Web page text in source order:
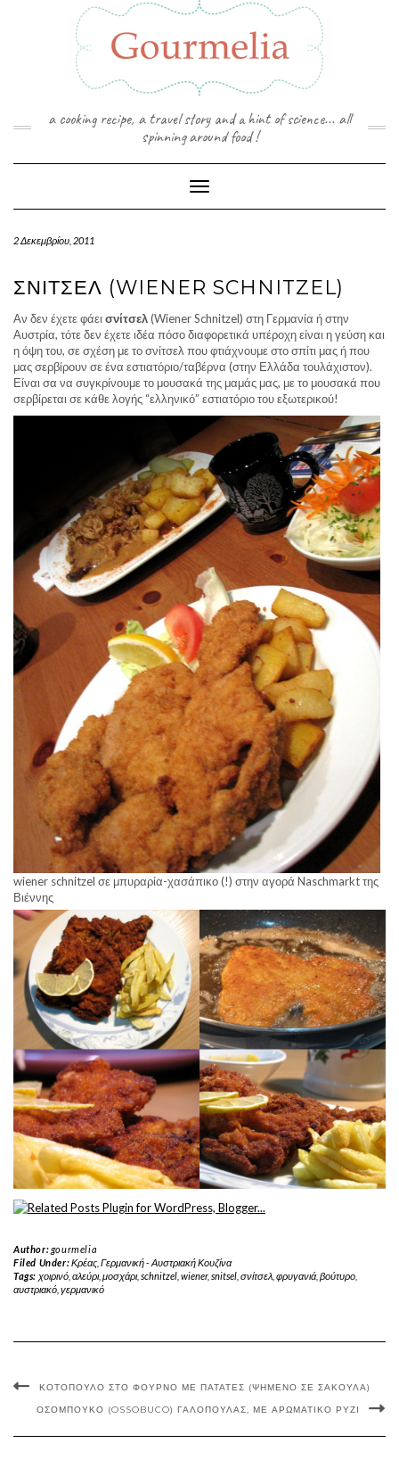
a cooking recipe, a travel story and a hint of science... all
spinning around food !
Toggle Navigation
2 Δεκεμβρίου, 2011
ΣΝΊΤΣΕΛ (WIENER SCHNITZEL)
Αν δεν έχετε φάει σνίτσελ(Wiener Schnitzel) στη Γερμανία ή στην
Αυστρία, τότε δεν έχετε ιδέα πόσο διαφορετικά υπέροχη είναι η γεύση και
η όψη του, σε σχέση με το σνίτσελ που φτιάχνουμε στο σπίτι μας ή που
μας σερβίρουν σε ένα εστιατόριο/ταβέρνα (στην Ελλάδα τουλάχιστον).
Είναι σα να συγκρίνουμε το μουσακά της μαμάς μας, με το μουσακά που
σερβίρεται σε κάθε λογής “ελληνικό” εστιατόριο του εξωτερικού!
wiener schnitzel σε μπυραρία-χασάπικο (!) στην αγορά Naschmarkt της
Βιέννης
Author:gourmelia
Filed Under:Κρέας, Γερμανική - Αυστριακή Κουζίνα
Tags: χοιρινό, αλεύρι, μοσχάρι, schnitzel, wiener, snitsel, σνίτσελ, φρυγανιά, βούτυρο,
αυστριακό γερμανικό
ΚΟΤΌΠΟΥΛΟ ΣΤΟ ΦΟΎΡΝΟ ΜΕ ΠΑΤΆΤΕΣ (ΨΗΜΈΝΟ ΣΕ ΣΑΚΟΎΛΑ)
ΟΣΟΜΠΟΎΚΟ (OSSOBUCO) ΓΑΛΟΠΟΎΛΑΣ, ΜΕ ΑΡΩΜΑΤΙΚΌ ΡΎΖΙ